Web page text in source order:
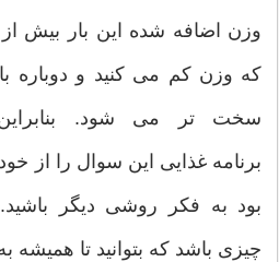
وزن اضافه شده این بار بیش از
که وزن کم می کنید و دوباره
سخت تر می شود.
برنامه غذایی این سوال را از
بود به فکر روشی دیگر
چیزی باشد که بتوانید تا همیشه به